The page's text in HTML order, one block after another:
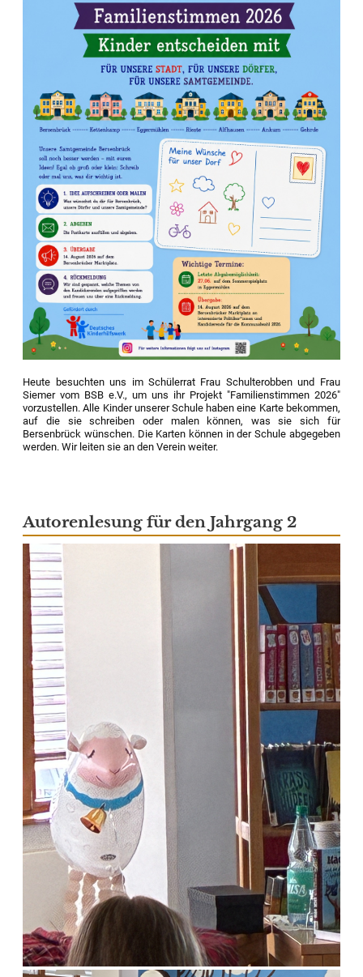
Heute besuchten uns im Schülerrat Frau Schulterobben und Frau
Siemer vom BSB e.V., um uns ihr Projekt "Familienstimmen 2026"
vorzustellen. Alle Kinder unserer Schule haben eine Karte bekommen,
auf die sie schreiben oder malen können, was sie sich für
Bersenbrück wünschen. Die Karten können in der Schule abgegeben
werden. Wir leiten sie an den Verein weiter.
Autorenlesung für den Jahrgang 2